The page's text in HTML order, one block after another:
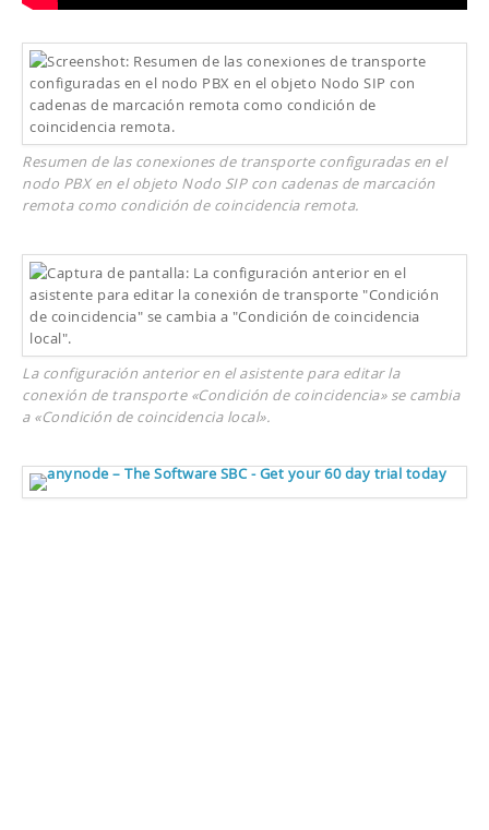
Resumen de las conexiones de transporte configuradas en el
nodo PBX en el objeto Nodo SIP con cadenas de marcación
remota como condición de coincidencia remota.
La configuración anterior en el asistente para editar la
conexión de transporte «Condición de coincidencia» se cambia
a «Condición de coincidencia local».